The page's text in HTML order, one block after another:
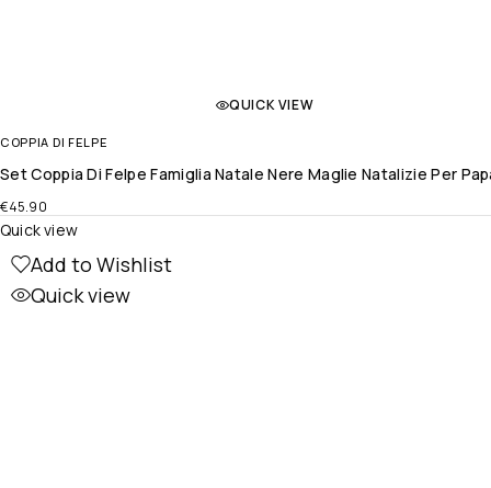
QUICK VIEW
COPPIA DI FELPE
Set Coppia Di Felpe Famiglia Natale Nere Maglie Natalizie Per
€45.90
Add to Wishlist
Quick view
Quick view